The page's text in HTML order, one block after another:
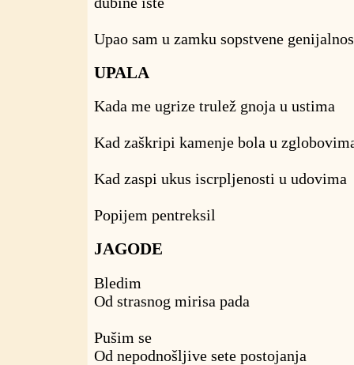
Upao sam u zamku sopstvene
UPALA
Kada me ugrize trulež gnoja u ustima
Kad zaškripi kamenje bola u
Kad zaspi ukus iscrpljenosti u udovima
Popijem pentreksil
JAGODE
Bledim
Od strasnog mirisa pada
Pušim se
Od nepodnošljive sete postojanja